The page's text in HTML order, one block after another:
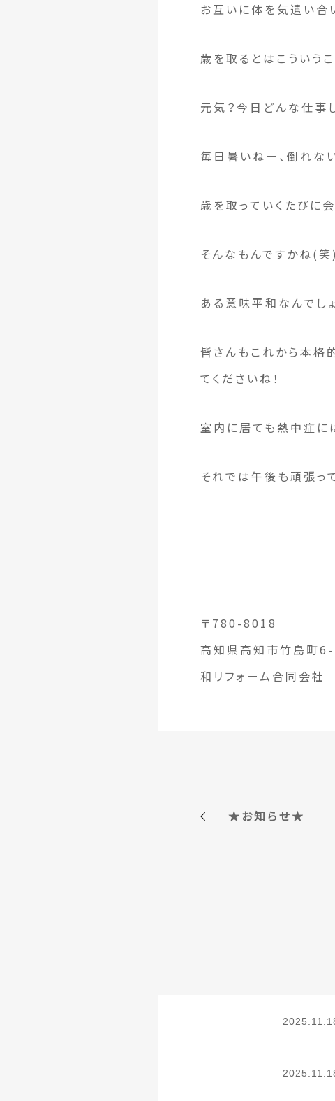
お互いに体を気遣い合
歳を取るとはこういう
元気？今日どんな仕事
毎日暑いねー、倒れな
歳を取っていくたびに
そんなもんですかね(笑)
ある意味平和なんでし
皆さんもこれから本格
てくださいね！
室内に居ても熱中症に
それでは午後も頑張っ
〒780-8018
高知県高知市竹島町
和リフォーム合同会
★お知らせ★